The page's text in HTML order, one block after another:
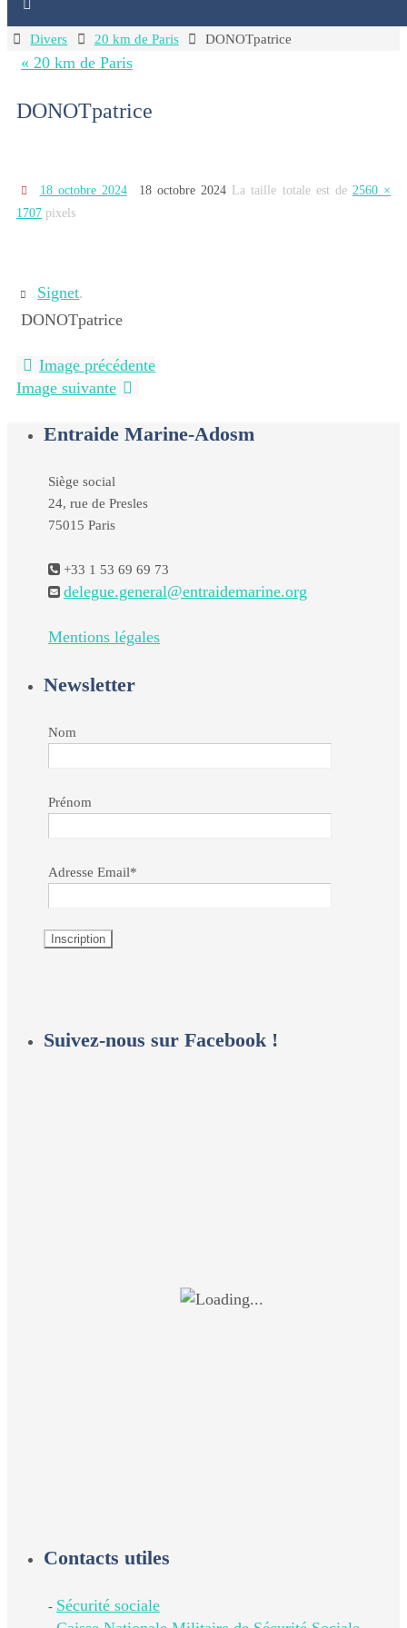
HomeDivers 20 km de Paris DONOTpatrice
« 20 km de Paris
DONOTpatrice
18 octobre 2024 18 octobre 2024 La taille totale est de 2560 ×
1707 pixels
Signet.
DONOTpatrice
Image précédente
Image suivante
Entraide Marine-Adosm
Siège social
24, rue de Presles
75015 Paris
+33 1 53 69 69 73
delegue.general@entraidemarine.org
Mentions légales
Newsletter
Nom
Prénom
Adresse Email*
Suivez-nous sur Facebook !
Contacts utiles
- Sécurité sociale